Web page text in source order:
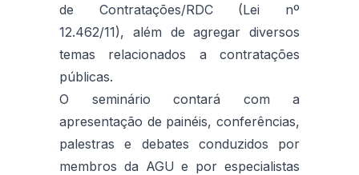
de Contratações/RDC (Lei nº
12.462/11), além de agregar diversos
temas relacionados a contratações
públicas.
O seminário contará com a
apresentação de painéis, conferências,
palestras e debates conduzidos por
membros da AGU e por especialistas